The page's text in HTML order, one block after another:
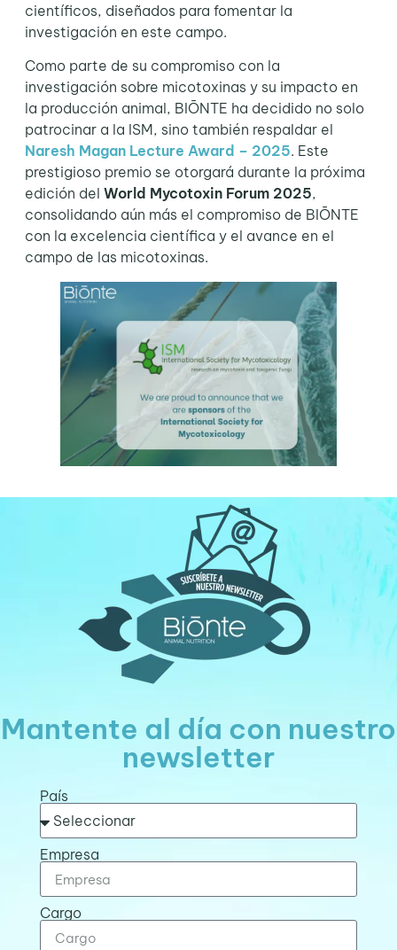
científicos, diseñados para fomentar la
investigación en este campo.
Como parte de su compromiso con la
investigación sobre micotoxinas y su impacto en
la producción animal, BIŌNTE ha decidido no solo
patrocinar a la ISM, sino también respaldar el
Naresh Magan Lecture Award – 2025. Este
prestigioso premio se otorgará durante la próxima
edición del World Mycotoxin Forum 2025,
consolidando aún más el compromiso de BIŌNTE
con la excelencia científica y el avance en el
campo de las micotoxinas.
Mantente al día con nuestro
newsletter
País
Empresa
Cargo